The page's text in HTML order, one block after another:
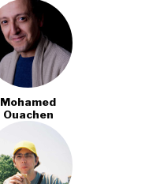
Mohamed
Ouachen